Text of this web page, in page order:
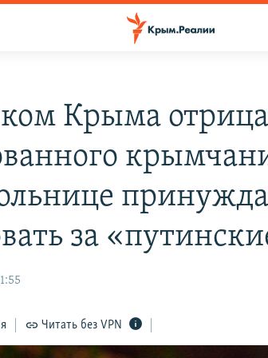
Крыма
за
Читать без VPN